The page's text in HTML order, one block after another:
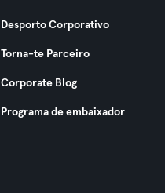
Desporto Corporativo
Torna-te Parceiro
Corporate Blog
Programa de embaixador